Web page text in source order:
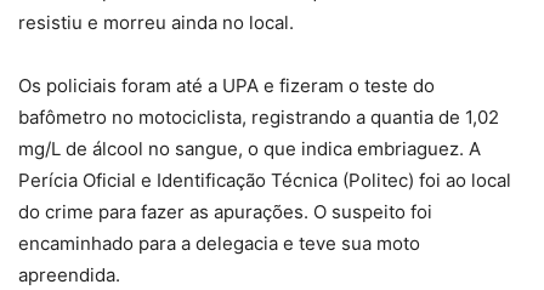
resistiu e morreu ainda no local.
Os policiais foram até a UPA e fizeram o teste do
bafômetro no motociclista, registrando a quantia de 1,02
mg/L de álcool no sangue, o que indica embriaguez. A
Perícia Oficial e Identificação Técnica (Politec) foi ao local
do crime para fazer as apurações. O suspeito foi
encaminhado para a delegacia e teve sua moto
apreendida.